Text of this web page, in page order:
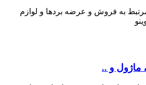
به فروش و عرضه بردها و لوازم
ماژول و ..